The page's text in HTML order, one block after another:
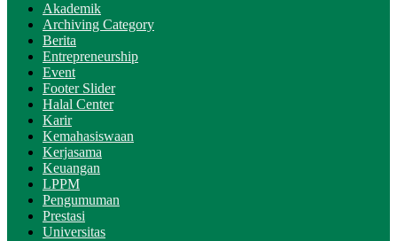
Akademik
Archiving Category
Berita
Entrepreneurship
Event
Footer Slider
Halal Center
Karir
Kemahasiswaan
Kerjasama
Keuangan
LPPM
Pengumuman
Prestasi
Universitas